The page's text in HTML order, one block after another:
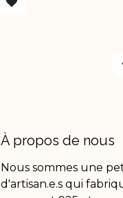
À propos de nous
Nous sommes une
d'artisan.e.s qui